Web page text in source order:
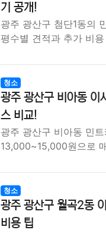
기 공개!
광주 광산구 첨단1동의
평수별 견적과 추가 비
청소
광주 광산구 비아동 이
스 비교!
광주 광산구 비아동 민
13,000~15,000원으로
청소
광주 광산구 월곡2동
비용 팁